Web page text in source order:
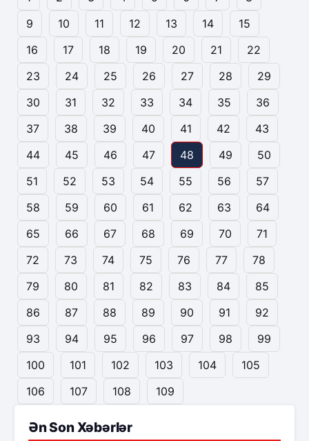
9
10 11 12 13 14
15
16
17 18 19 20 21
22
23
24 25 26 27 28
29
30
31 32 33 34 35
36
37
38 39 40 41 42
43
44
45 46 47 48 49
50
51
52 53 54 55 56
57
58
59 60 61 62 63
64
65
66 67 68 69 70
71
72
73 74 75 76 77
78
79
80 81 82 83 84
85
86
87 88 89 90 91
92
93
94 95 96 97 98
99
100
101 102 103 104
105
106
107 108 109
Ən Son Xəbərlər